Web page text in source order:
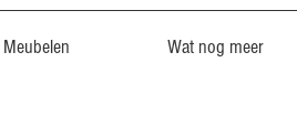
Meubelen Wat nog meer